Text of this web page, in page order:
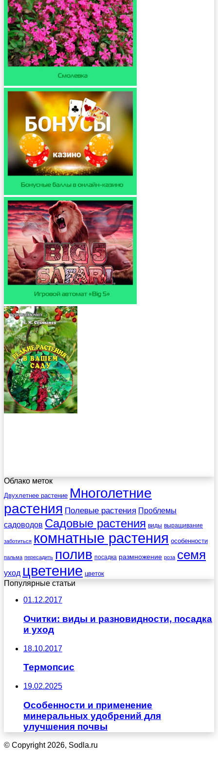
Облако меток
Двухлетнее растение Многолетние
растения Полевые растения Проблемы
садоводов Садовые растения виды выращивание
заботиться комнатные растения особенности
пальма пересадить полив посадка размножение роза семя
уход цветение цветок
Популярные статьи
01.12.2017
Очитки: виды и разновидности, посадка
и уход
18.10.2017
Термопсис
19.02.2025
Особенности и применение
минеральных удобрений для
улучшения почвы
© Copyright 2026, Sodla.ru